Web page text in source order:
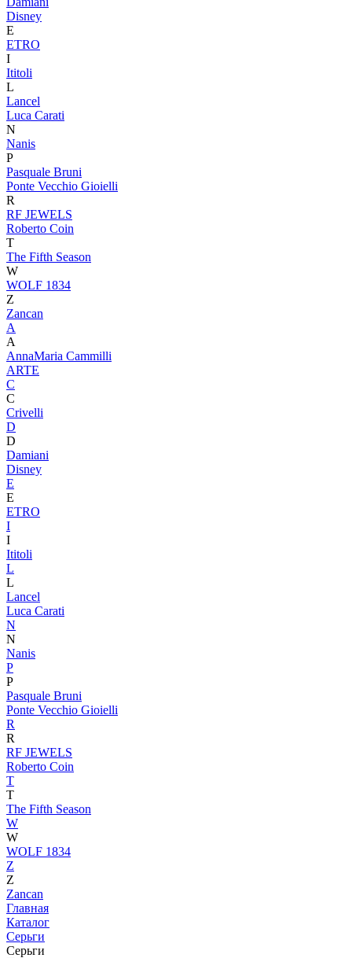
Disney
E
ETRO
I
Ititoli
L
Lancel
Luca Carati
N
Nanis
P
Pasquale Bruni
Ponte Vecchio Gioielli
R
RF JEWELS
Roberto Coin
T
The Fifth Season
W
WOLF 1834
Z
Zancan
A
A
AnnaMaria Cammilli
ARTE
C
C
Crivelli
D
D
Damiani
Disney
E
E
ETRO
I
I
Ititoli
L
L
Lancel
Luca Carati
N
N
Nanis
P
P
Pasquale Bruni
Ponte Vecchio Gioielli
R
R
RF JEWELS
Roberto Coin
T
T
The Fifth Season
W
W
WOLF 1834
Z
Z
Zancan
Главная
Каталог
Серьги
Серьги